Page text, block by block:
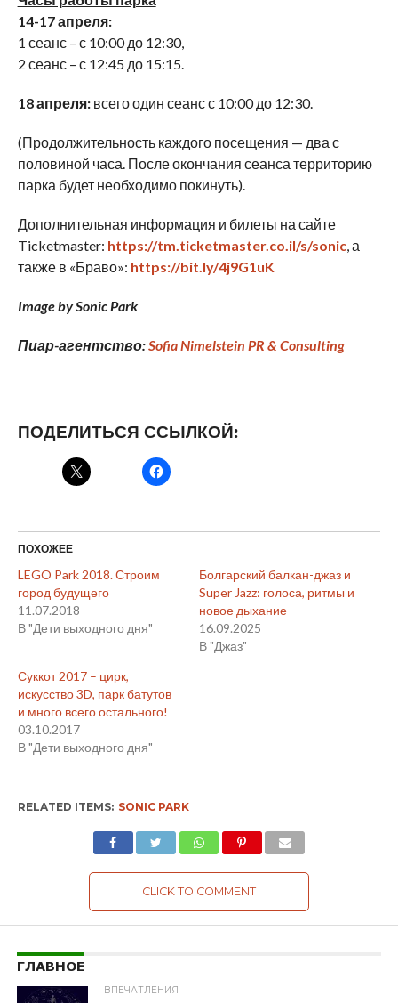
14-17 апреля:
1 сеанс – с 10:00 до 12:30,
2 сеанс – с 12:45 до 15:15.
18 апреля:всего один сеанс с 10:00 до 12:30.
(Продолжительность каждого посещения — два с
половиной часа. После окончания сеанса территорию
парка будет необходимо покинуть).
Дополнительная информация и билеты на сайте
Ticketmaster: https://tm.ticketmaster.co.il/s/sonic, а
также в «Браво»: https://bit.ly/4j9G1uK
Image by Sonic Park
Пиар-агентство:Sofia Nimelstein PR & Consulting
ПОДЕЛИТЬСЯ ССЫЛКОЙ:
ПОХОЖЕЕ
LEGO Park 2018. Строим
город будущего
11.07.2018
В "Дети выходного дня"
Болгарский балкан-джаз и
Super Jazz: голоса, ритмы и
новое дыхание
16.09.2025
В "Джаз"
Суккот 2017 – цирк,
искусство 3D, парк батутов
и много всего остального!
03.10.2017
В "Дети выходного дня"
RELATED ITEMS: SONIC PARK
CLICK TO COMMENT
ГЛАВНОЕ
ВПЕЧАТЛЕНИЯ